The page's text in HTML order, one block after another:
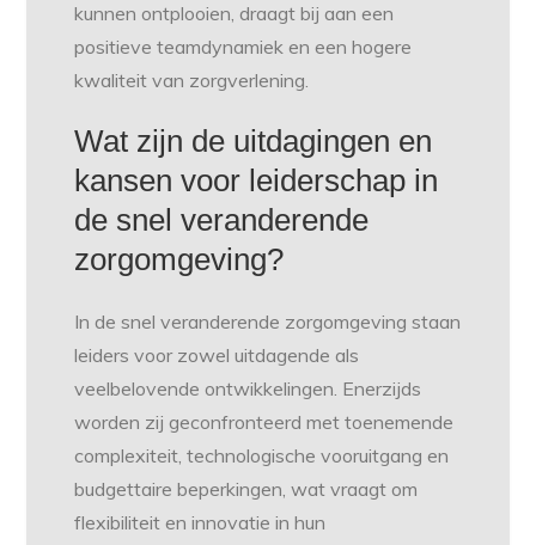
kunnen ontplooien, draagt bij aan een
positieve teamdynamiek en een hogere
kwaliteit van zorgverlening.
Wat zijn de uitdagingen en
kansen voor leiderschap in
de snel veranderende
zorgomgeving?
In de snel veranderende zorgomgeving staan
leiders voor zowel uitdagende als
veelbelovende ontwikkelingen. Enerzijds
worden zij geconfronteerd met toenemende
complexiteit, technologische vooruitgang en
budgettaire beperkingen, wat vraagt om
flexibiliteit en innovatie in hun